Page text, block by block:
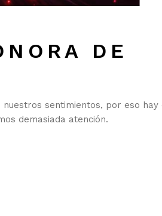
DE
sentimientos, por eso hay
demasiada atención.